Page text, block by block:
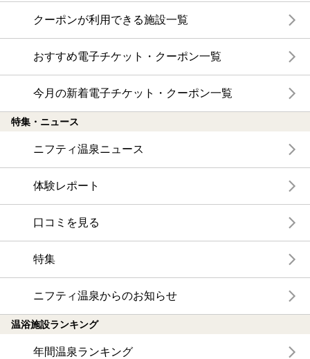
クーポンが利用できる施設一覧
おすすめ電子チケット・クーポン一覧
今月の新着電子チケット・クーポン一覧
特集・ニュース
ニフティ温泉ニュース
体験レポート
口コミを見る
特集
ニフティ温泉からのお知らせ
温浴施設ランキング
年間温泉ランキング